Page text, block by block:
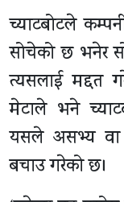
च्याटबोटले
सोचेको छ भनेर
त्यसलाई मद्दत
मेटाले भने
यसले असभ्य वा
बचाउ गरेको छ।